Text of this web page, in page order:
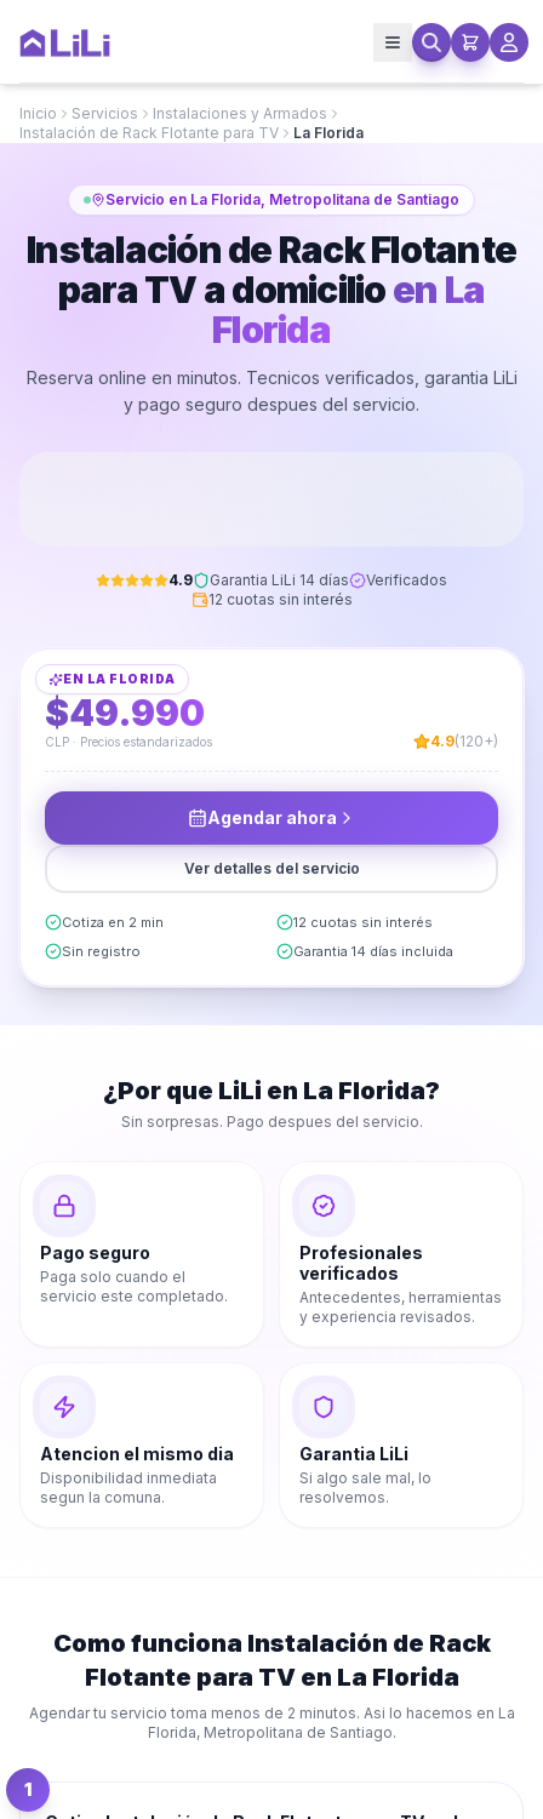
Inicio Servicios
Instalaciones y Armados
Instalación de Rack Flotante para TV
La Florida
Servicio en La Florida, Metropolitana de Santiago
Instalación de Rack Flotante
para TV a domicilioen La
Florida
Reserva online en minutos. Tecnicos verificados, garantia LiLi
y pago seguro despues del servicio.
4.9 Garantia LiLi 14 días
Verificados
12 cuotas sin interés
EN LA FLORIDA
DESDE
$49.990
CLP · Precios estandarizados 4.9(120+)
Agendar ahora
Ver detalles del servicio
Cotiza en 2 min
12 cuotas sin interés
Sin registro
Garantia 14 días incluida
¿Por que LiLi en La Florida?
Sin sorpresas. Pago despues del servicio.
Pago seguro
Paga solo cuando el
servicio este completado.
Profesionales
verificados
Antecedentes, herramientas
y experiencia revisados.
Atencion el mismo dia
Disponibilidad inmediata
segun la comuna.
Garantia LiLi
Si algo sale mal, lo
resolvemos.
Como funciona Instalación de Rack
Flotante para TVen La Florida
Agendar tu servicio toma menos de 2 minutos. Asi lo hacemos en La
Florida, Metropolitana de Santiago.
1